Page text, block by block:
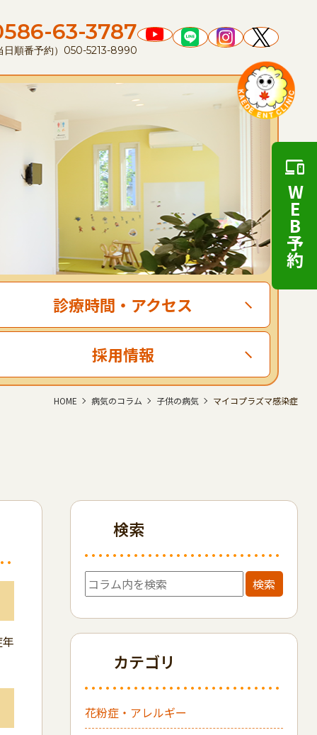
WEB予約
63-3787
日順番予約）050-5213-8990
診療時間 ・ アクセス
採用情報
HOME 病気のコラム 子供の病気 マイコプラズマ感染症
検索
検索
カテゴリ
花粉症・アレルギー